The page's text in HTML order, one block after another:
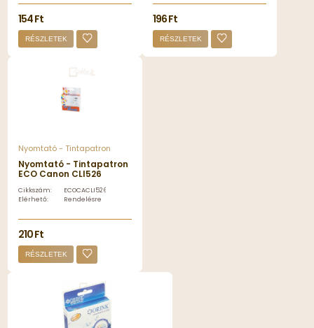
154 Ft
RÉSZLETEK
196 Ft
RÉSZLETEK
Nyomtató - Tintapatron
Nyomtató - Tintapatron
ECO Canon CLI526
chip - ECOCACLI526GY
Cikkszám:
ECOCACLI526GY
Elérhető:
Rendelésre
210 Ft
RÉSZLETEK